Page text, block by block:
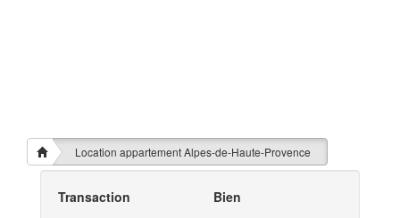
Location appartement Alpes-de-Haute-Provence
Transaction
Bien